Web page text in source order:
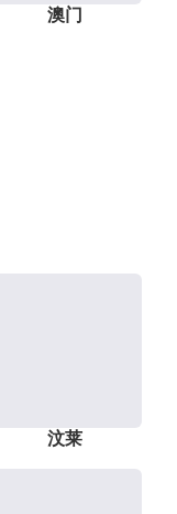
澳门
汶莱